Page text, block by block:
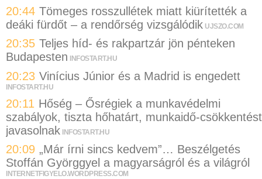
20:44 Tömeges rosszullétek miatt kiürítették a
deáki fürdőt – a rendőrség vizsgálódik UJSZO.COM
20:35 Teljes híd- és rakpartzár jön pénteken
Budapesten
INFOSTART.HU
20:23 Vinícius Júnior és a Madrid is engedett
INFOSTART.HU
20:11 Hőség – Ősrégiek a munkavédelmi
szabályok, tiszta hőhatárt, munkaidő-csökkentést
javasolnak INFOSTART.HU
20:09 „Már írni sincs kedvem”… Beszélgetés
Stoffán Györggyel a magyarságról és a világról
INTERNETFIGYELO.WORDPRESS.COM